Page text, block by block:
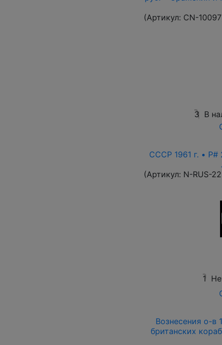
(Артикул: CN-10097
3 В
СССР 1961 г. •
(Артикул: N-RUS-
1
Вознесения о-в
британских